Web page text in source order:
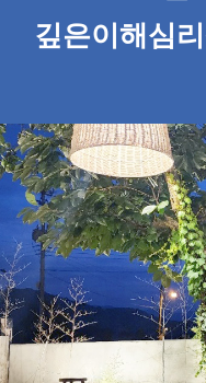
깊은이해심